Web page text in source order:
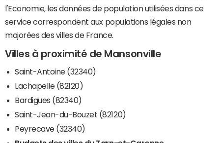
l'Economie, les données de population utilisées dans ce
service correspondent aux populations légales non
majorées des villes de France.
Villes à proximité de Mansonville
Saint-Antoine (32340)
Lachapelle (82120)
Bardigues (82340)
Saint-Jean-du-Bouzet (82120)
Peyrecave (32340)